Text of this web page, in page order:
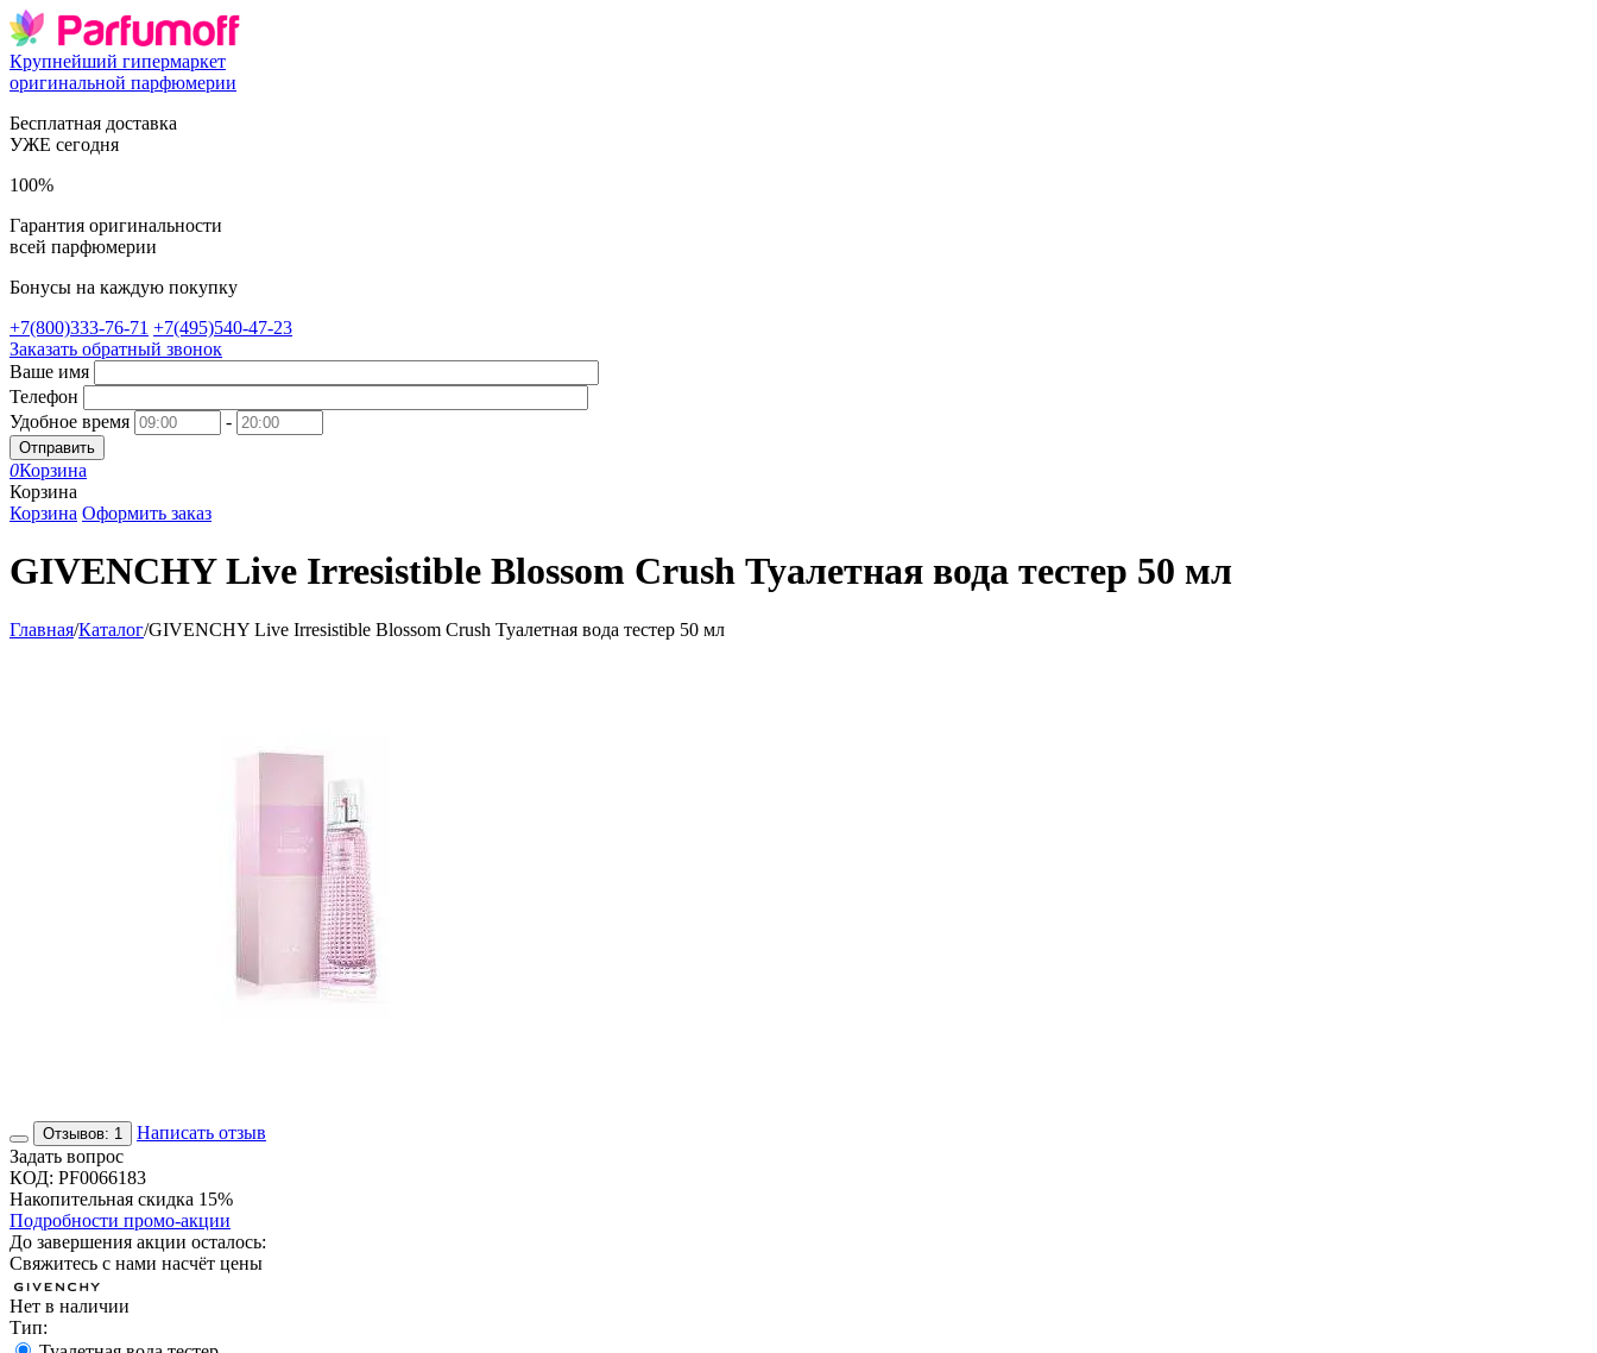
Крупнейший гипермаркет
оригинальной парфюмерии
Бесплатная доставка
УЖЕ сегодня
100%
Гарантия оригинальности
всей парфюмерии
Бонусы на каждую покупку
+7(800)333-76-71 +7(495)540-47-23
Заказать обратный звонок
Ваше имя
Телефон
Удобное время
-
Отправить
0Корзина
Корзина
Корзина Оформить заказ
GIVENCHY Live Irresistible Blossom Crush Туалетная вода тестер 50 мл
Главная/Каталог/GIVENCHY Live Irresistible Blossom Crush Туалетная вода тестер 50 мл
Отзывов: 1
Написать отзыв
Задать вопрос
КОД: PF0066183
Накопительная скидка 15%
Подробности промо-акции
До завершения акции осталось:
Свяжитесь с нами насчёт цены
Нет в наличии
Тип: